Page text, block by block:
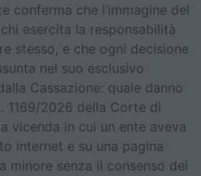
conferma che l’immagine del
esercita la responsabilità
stesso, e che ogni decisione
nel suo esclusivo
Cassazione: quale danno
1169/2026 della Corte di
vicenda in cui un ente aveva
internet e su una pagina
minore senza il consenso dei